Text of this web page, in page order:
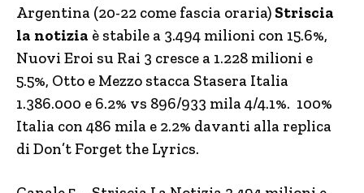
Argentina (20-22 come fascia oraria) Striscia
la notizia è stabile a 3.494 milioni con 15.6%,
Nuovi Eroi su Rai 3 cresce a 1.228 milioni e
5.5%, Otto e Mezzo stacca Stasera Italia
1.386.000 e 6.2% vs 896/933 mila 4/4.1%. 100%
Italia con 486 mila e 2.2% davanti alla replica
di Don’t Forget the Lyrics.